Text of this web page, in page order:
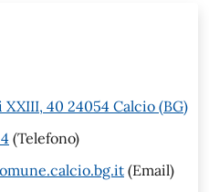
XXIII, 40 24054 Calcio (BG)
(Telefono)
(Email)